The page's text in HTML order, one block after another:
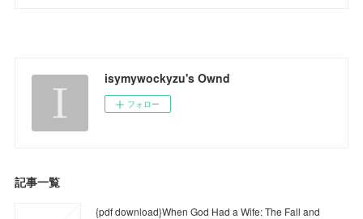
isymywockyzu's Ownd
フォロー
記事一覧
{pdf download}When God Had a Wife: The Fall and